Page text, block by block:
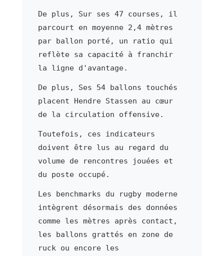
De plus, Sur ses 47 courses, il
parcourt en moyenne 2,4 mètres
par ballon porté, un ratio qui
reflète sa capacité à franchir
la ligne d'avantage.
De plus, Ses 54 ballons touchés
placent Hendre Stassen au cœur
de la circulation offensive.
Toutefois, ces indicateurs
doivent être lus au regard du
volume de rencontres jouées et
du poste occupé.
Les benchmarks du rugby moderne
intègrent désormais des données
comme les mètres après contact,
les ballons grattés en zone de
ruck ou encore les